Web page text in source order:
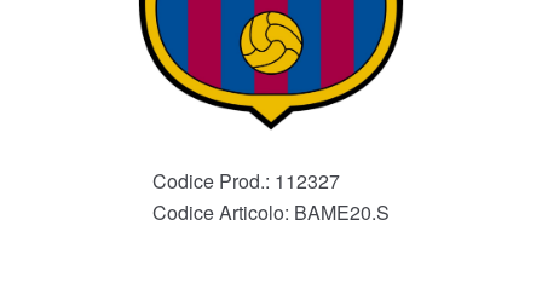
Codice Prod.: 112327
Codice Articolo: BAME20.S